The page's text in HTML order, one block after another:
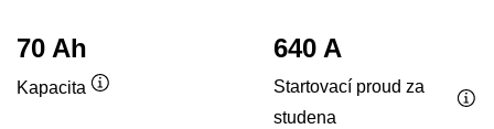
70 Ah
Kapacita
640 A
Startovací proud za
studena